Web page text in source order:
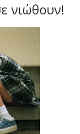
νιώθουν!